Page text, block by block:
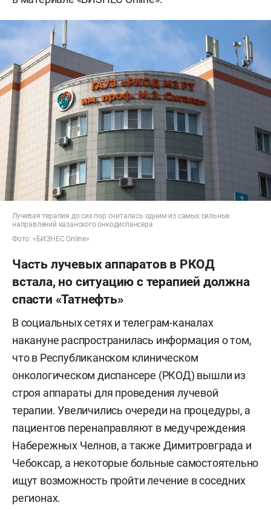
Лучевая терапия до сих пор считалась одним из самых сильных
направлений казанского онкодиспансера
Фото: «БИЗНЕС Online»
Часть лучевых аппаратов в РКОД
встала, но ситуацию с терапией должна
спасти «Татнефть»
В социальных сетях и телеграм-каналах
накануне распространилась информация о том,
что в Республиканском клиническом
онкологическом диспансере (РКОД) вышли из
строя аппараты для проведения лучевой
терапии. Увеличились очереди на процедуры, а
пациентов перенаправляют в медучреждения
Набережных Челнов, а также Димитровграда и
Чебоксар, а некоторые больные самостоятельно
ищут возможность пройти лечение в соседних
регионах.